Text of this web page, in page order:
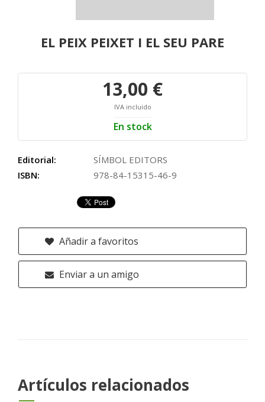
EL PEIX PEIXET I EL SEU PARE
13,00 €
IVA incluido
En stock
Editorial:
SÍMBOL EDITORS
ISBN:
978-84-15315-46-9
Añadir a favoritos
Enviar a un amigo
Artículos relacionados